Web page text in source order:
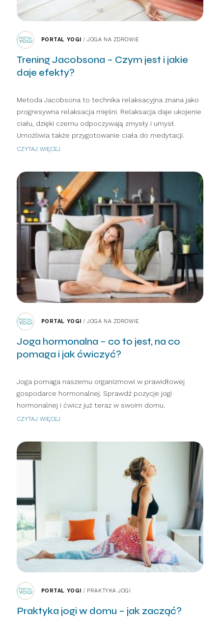
PORTAL YOGI /JOGA NA ZDROWIE
Trening Jacobsona – Czym jest i jakie
daje efekty?
Metoda Jacobsona to technika relaksacyjna znana jako
progresywna relaksacja mięśni. Relaksacja daje ukojenie
ciału, dzięki czemu odpoczywają zmysły i umysł.
Umożliwia także przygotowanie ciała do medytacji.
CZYTAJ WIĘCEJ
PORTAL YOGI /JOGA NA ZDROWIE
Joga hormonalna – co to jest, na co
pomaga i jak ćwiczyć?
Joga pomaga naszemu organizmowi w prawidłowej
gospodarce hormonalnej. Sprawdź pozycje jogi
hormonalnej i ćwicz już teraz w swoim domu.
CZYTAJ WIĘCEJ
PORTAL YOGI / PRAKTYKA JOGI
Praktyka jogi w domu – jak zacząć?